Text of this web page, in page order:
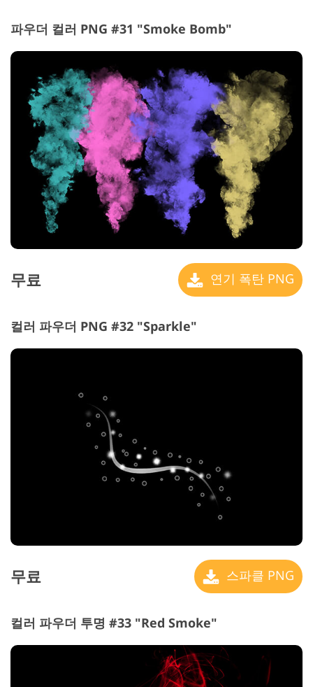
파우더 컬러 PNG #31 "Smoke Bomb"
무료 연기 폭탄 PNG
컬러 파우더 PNG #32 "Sparkle"
무료 스파클 PNG
컬러 파우더 투명 #33 "Red Smoke"